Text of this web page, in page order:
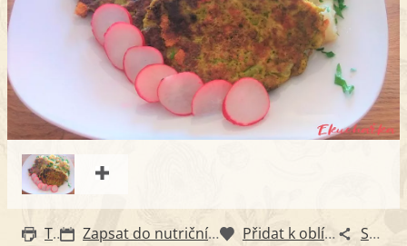
Tisk Zapsat do nutričního diáře Přidat k oblíbeným Sdílet